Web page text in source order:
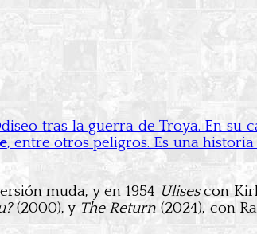
tras la guerra de Troya. En su
, entre otros peligros. Es una
muda, y en 1954 Ulisescon
(2000), y The Return (2024), con